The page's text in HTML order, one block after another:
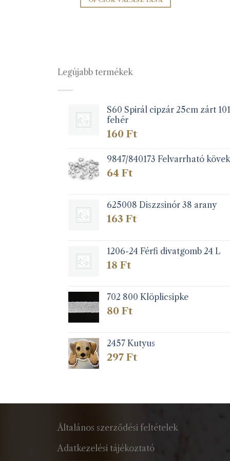
van.
a
termékoldalon
választhatók
Legújabb termékek
S60 Spirál cipzár 25cm zárt 101
fehér
160 Ft
9847/840173 Felvarrható kövek
64 Ft
625008 Diszzsinór 38 arany
163 Ft
1206-24 Férfi divatgomb 24 L
18 Ft
702 800 Klöplicsipke
80 Ft
2457 Kutyus
297 Ft
Általános szerződési feltételek
Adatkezelési tájékoztató